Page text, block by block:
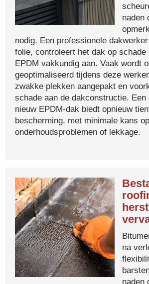
naden
nodig. Een professionele
folie, controleert het dak op schade
EPDM vakkundig aan. Vaak wordt
geoptimaliseerd tijdens deze
zwakke plekken aangepakt en
schade aan de dakconstructie. Een
nieuw EPDM-dak biedt opnieuw
bescherming, met minimale kans op
onderhoudsproblemen of lekkage.
na
naden